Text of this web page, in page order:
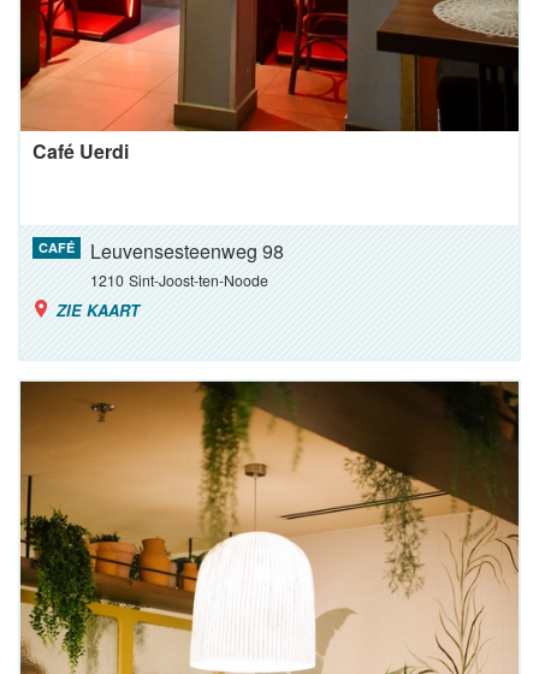
Café Uerdi
CAFÉ Leuvensesteenweg 98
1210 Sint-Joost-ten-Noode
ZIE KAART